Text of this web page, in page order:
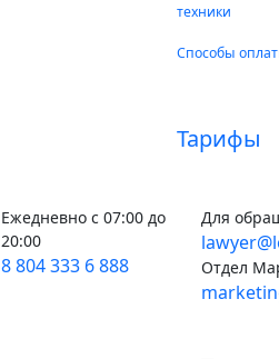
техники
Способы
Тарифы
Ежедневно с 07:00 до
20:00
8 804 333 6 888
Для
Отдел